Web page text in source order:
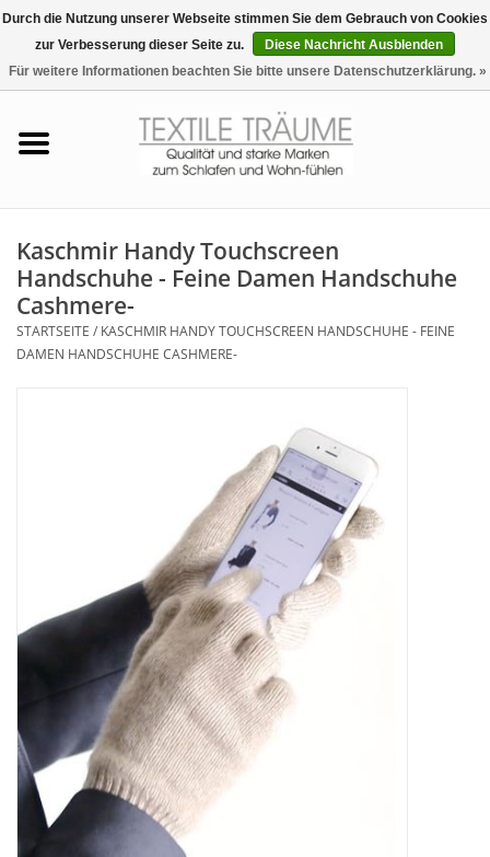
0 Artikel - €0,00
Tag & Nachtwäsche
Freizeit-Hausanzüge
Mode & Accessoires
Edles aus Cashmere
Tisch & Küche
Kinder
Geschenkideen und
Kaschmir Handy Touchscreen
Handschuhe - Feine Damen Handschuhe
Cashmere-
STARTSEITE / KASCHMIR HANDY TOUCHSCREEN HANDSCHUHE - FEINE
DAMEN HANDSCHUHE CASHMERE-
Durch die Nutzung unserer Webseite stimmen Sie dem Gebrauch von Cookies
zur Verbesserung dieser Seite zu.
Diese Nachricht Ausblenden
Für weitere Informationen beachten Sie bitte unsere Datenschutzerklärung. »